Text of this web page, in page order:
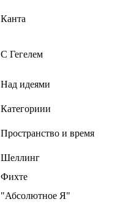
Канта
С Гегелем
Над идеями
Категориии
Пространство и время
Шеллинг
Фихте
"Абсолютное Я"